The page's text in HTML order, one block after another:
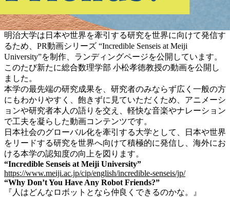
明治大学は日本や世界を牽引する研究を世界に向けて発信す
るため、PR動画シリーズ “Incredible Senseis at Meiji
University”を制作、ランディングページを公開しています。
このたび新たに総合数理学部 小松孝徳教授の動画を公開し
ました。
本学の最先端の研究成果を、研究者のみならず広く一般の方
にもわかりやすく、飽きずに見ていただくため、アニメーシ
ョンや研究者本人の語りを交え、軽快な音楽やナレーション
で工夫を凝らした動画コンテンツです。
日本社会のグローバル化を牽引する大学として、日本や世界
をリードする研究を世界へ向けて積極的に発信し、海外にお
ける本学の認知度の向上を図ります。
“Incredible Senseis at Meiji University”
https://www.meiji.ac.jp/cip/english/incredible-senseis/jp/
“Why Don’t You Have Any Robot Friends?”
『人はどんなロボットとなら仲良くできるのかな。』